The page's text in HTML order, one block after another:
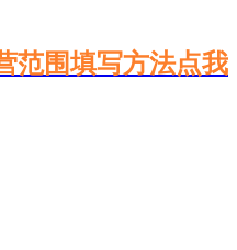
范围填写方法点我